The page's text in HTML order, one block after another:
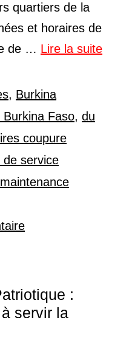
quartiers de la
et horaires de
de … Lire la suite
, Burkina
Faso, du
coupure
de service
:
servir la